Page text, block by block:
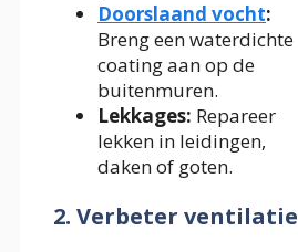
Doorslaand vocht:
Breng een waterdichte
coating aan op de
buitenmuren.
Lekkages: Repareer
lekken in leidingen,
daken of goten.
2. Verbeter ventilatie